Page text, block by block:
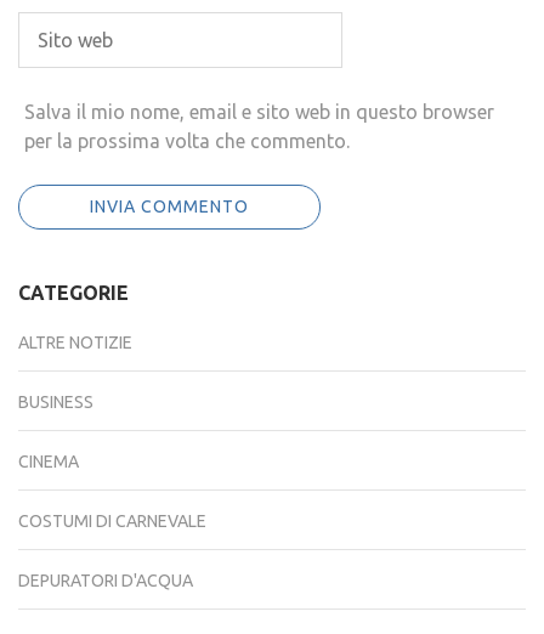
Salva il mio nome, email e sito web in questo browser
per la prossima volta che commento.
CATEGORIE
ALTRE NOTIZIE
BUSINESS
CINEMA
COSTUMI DI CARNEVALE
DEPURATORI D'ACQUA